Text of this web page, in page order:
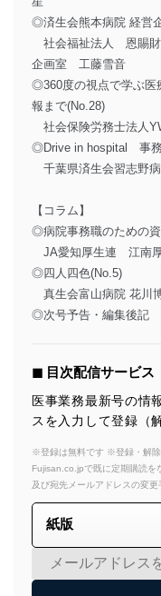
◎済生会熊本病院 経営
社会福祉法人 恩賜
企画室 工藤雪音
◎360度の視点で学ぶ
報まで(No.28)
社会保険労務士法人
◎Drive in hospital 事務
千葉県済生会習志野
【コラム】
◎病院事務職のための
JA愛知厚生連 江南
◎四人四色(No.5)
真生会富山病院 花川
◎次号予告・編集後記
◼︎ 目次配信サービス
医事業務最新号の情
スを入力して登録（
※登録は無料です ※登録・解除
Fujisan.co.jpで既に定期購読を
及び宛先メールアドレスの変更